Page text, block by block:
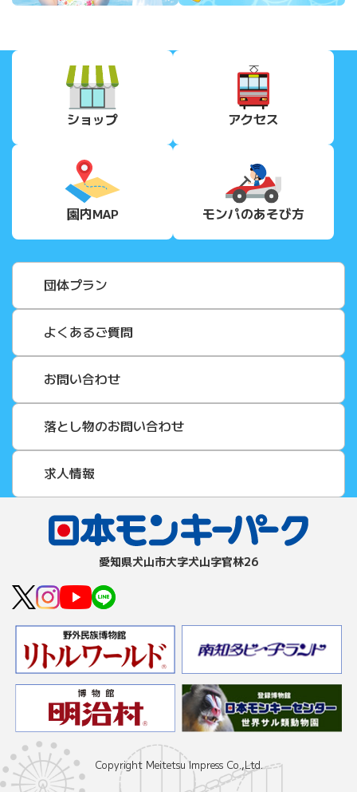
ショップ アクセス
園内MAP モンパのあそび方
団体プラン
よくあるご質問
お問い合わせ
落とし物のお問い合わせ
求人情報
愛知県⽝⼭市⼤字⽝⼭字官林26
Copyright Meitetsu Impress Co.,Ltd.